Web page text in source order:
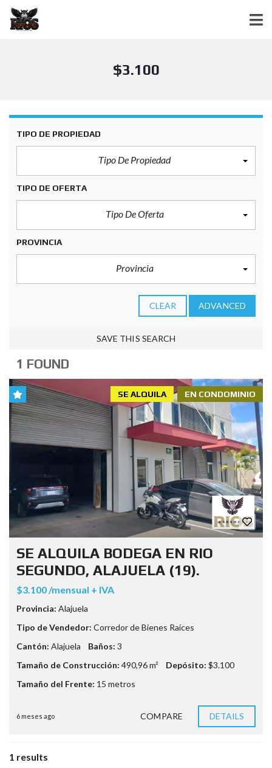
$3.100
TIPO DE PROPIEDAD
Tipo De Propiedad
TIPO DE OFERTA
Tipo De Oferta
PROVINCIA
Provincia
CLEAR ADVANCED
SAVE THIS SEARCH
1 FOUND
EN CONDOMINIO
SE ALQUILA
SE ALQUILA BODEGA EN RIO
SEGUNDO, ALAJUELA (19).
$3.100 /mensual + IVA
Provincia: Alajuela
Tipo de Vendedor: Corredor de Bienes Raíces
Cantón: Alajuela Baños: 3
Tamaño de Construcción: 490,96 m² Depósito: $3.100
Tamaño del Frente: 15 metros
6 meses ago COMPARE DETAILS
1 results